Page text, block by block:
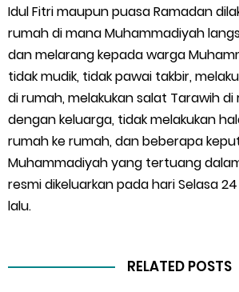
Idul Fitri maupun puasa Ramadan
rumah di mana Muhammadiyah
dan melarang kepada warga
tidak mudik, tidak pawai takbir,
di rumah, melakukan salat Tarawih
dengan keluarga, tidak melakukan
rumah ke rumah, dan beberapa
Muhammadiyah yang tertuang
resmi dikeluarkan pada hari Selasa
lalu.
RELATED POSTS